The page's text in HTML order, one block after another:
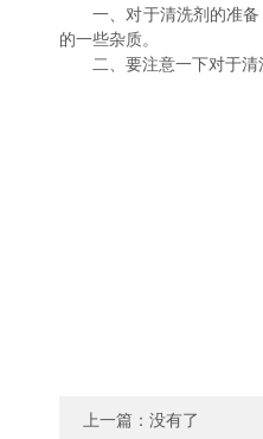
一、对于清洗剂的准备
的一些杂质。
二、要注意一下对于清
上一篇：没有了